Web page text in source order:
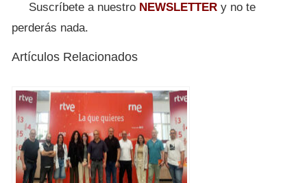
Suscríbete a nuestro NEWSLETTER y no te
perderás nada.
Artículos Relacionados